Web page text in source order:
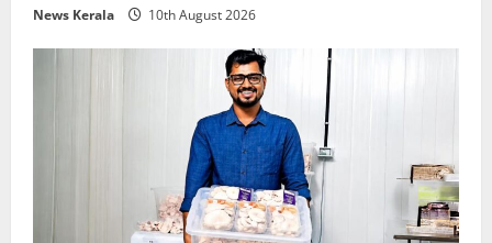
News Kerala 10th August 2026